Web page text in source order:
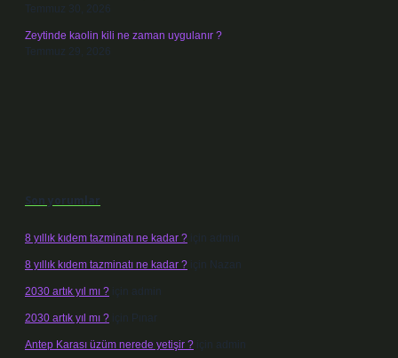
Temmuz 30, 2026
Zeytinde kaolin kili ne zaman uygulanır ?
Temmuz 29, 2026
Son yorumlar
8 yıllık kıdem tazminatı ne kadar ? için admin
8 yıllık kıdem tazminatı ne kadar ? için Nazan
2030 artık yıl mı ? için admin
2030 artık yıl mı ? için Pınar
Antep Karası üzüm nerede yetişir ? için admin